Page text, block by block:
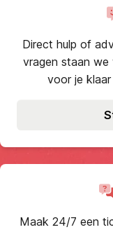
Direct hulp of
vragen staan
voor je
Maak 24/7 een